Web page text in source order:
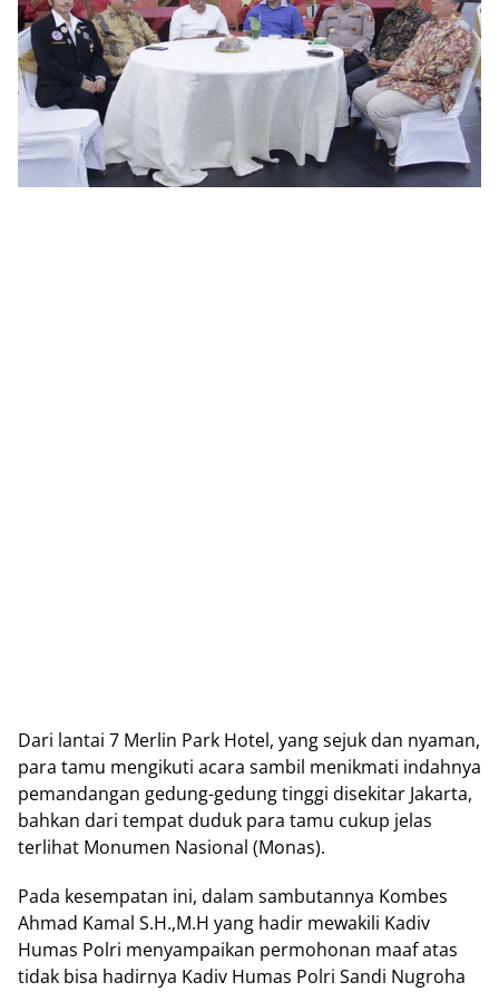
Dari lantai 7 Merlin Park Hotel, yang sejuk dan nyaman,
para tamu mengikuti acara sambil menikmati indahnya
pemandangan gedung-gedung tinggi disekitar Jakarta,
bahkan dari tempat duduk para tamu cukup jelas
terlihat Monumen Nasional (Monas).
Pada kesempatan ini, dalam sambutannya Kombes
Ahmad Kamal S.H.,M.H yang hadir mewakili Kadiv
Humas Polri menyampaikan permohonan maaf atas
tidak bisa hadirnya Kadiv Humas Polri Sandi Nugroha